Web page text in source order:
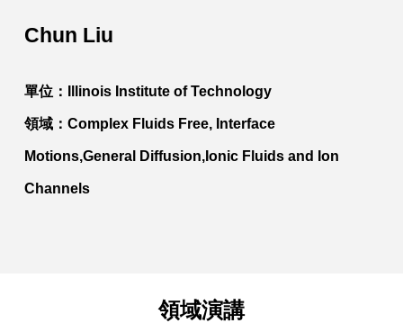
Chun Liu
單位：Illinois Institute of Technology
領域：Complex Fluids Free, Interface
Motions,General Diffusion,Ionic Fluids and Ion
Channels
領域演講